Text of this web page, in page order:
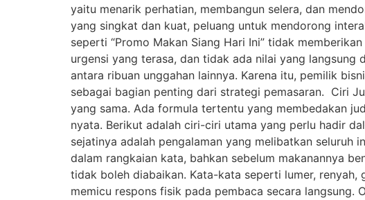
yaitu menarik perhatian, membangun selera, dan
yang singkat dan kuat, peluang untuk mendorong
seperti “Promo Makan Siang Hari Ini” tidak
urgensi yang terasa, dan tidak ada nilai yang
antara ribuan unggahan lainnya. Karena itu, pemilik
sebagai bagian penting dari strategi pemasaran. Ciri
yang sama. Ada formula tertentu yang membedakan
nyata. Berikut adalah ciri-ciri utama yang perlu hadir
sejatinya adalah pengalaman yang melibatkan seluruh
dalam rangkaian kata, bahkan sebelum makanannya
tidak boleh diabaikan. Kata-kata seperti lumer,
memicu respons fisik pada pembaca secara